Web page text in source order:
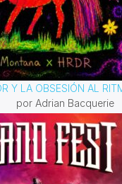
Y LA OBSESIÓN AL
por Adrian Bacquerie